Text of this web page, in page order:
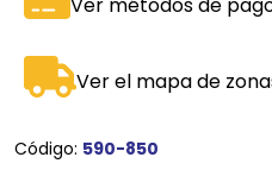
Ver métodos de
Ver el mapa de
Código: 590-850